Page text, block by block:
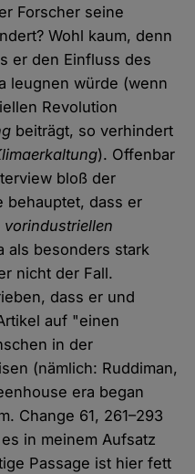
Forscher seine
Wohl kaum, denn
er den Einfluss des
leugnen würde (wenn
Revolution
beiträgt, so verhindert
). Offenbar
bloß der
behauptet, dass er
vorindustriellen
als besonders stark
nicht der Fall.
dass er und
auf "einen
in der
(nämlich: Ruddiman,
era began
Change 61, 261–293
in meinem Aufsatz
Passage ist hier fett